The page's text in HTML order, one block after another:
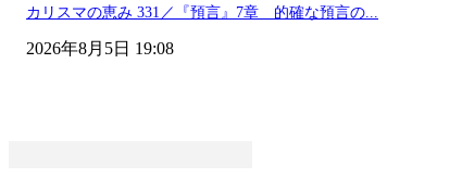
カリスマの恵み 331／『預言』7章 的確な預言の...
2026年8月5日 19:08